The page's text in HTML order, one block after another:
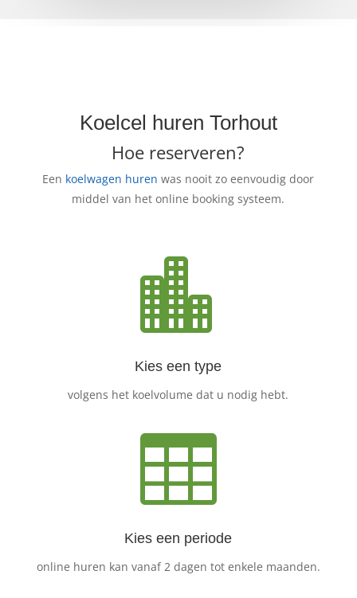
Koelcel huren Torhout
Hoe reserveren?
Een koelwagen huren was nooit zo eenvoudig door
middel van het online booking systeem.

Kies een type
volgens het koelvolume dat u nodig hebt.

Kies een periode
online huren kan vanaf 2 dagen tot enkele maanden.